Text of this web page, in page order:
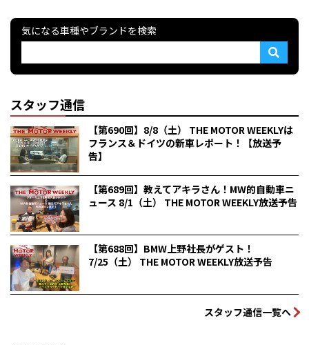
気になる車種やブランドを検索
スタッフ通信
【第690回】8/8（土） THE MOTOR WEEKLYは
フランス＆ドイツの新車レポート！【放送予
告】
【第689回】教えてアキラさん！MW的自動車ニ
ュース 8/1（土） THE MOTOR WEEKLY放送予告
【第688回】BMW上野社長がゲスト！
7/25（土） THE MOTOR WEEKLY放送予告
スタッフ通信一覧へ